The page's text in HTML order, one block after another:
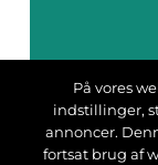
På vores
indstillinger,
annoncer.
fortsat brug af